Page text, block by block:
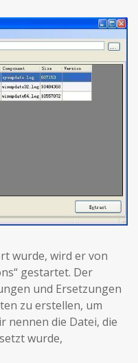
wurde, wird er von
gestartet. Der
und Ersetzungen
zu erstellen, um
nennen die Datei, die
wurde,